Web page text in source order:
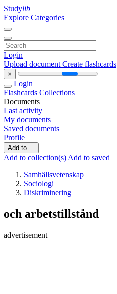
Studylib
Explore Categories
Login
Upload document Create flashcards
×
Login
Flashcards Collections
Documents
Last activity
My documents
Saved documents
Profile
Add to ...
Add to collection(s) Add to saved
Samhällsvetenskap
Sociologi
Diskriminering
och arbetstillstånd
advertisement